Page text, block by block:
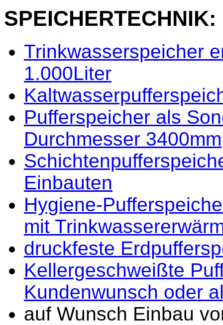
SPEICHERTECHNIK:
Trinkwasserspeicher
1.000Liter
Pufferspeicher als
Durchmesser 3400mm
Einbauten
Hygiene-
mit
druckfeste
Kellergeschweißte
Kundenwunsch oder
auf Wunsch Einbau